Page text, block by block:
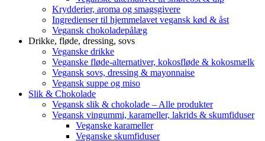
Krydderier, aroma og smagsgivere
Ingredienser til hjemmelavet vegansk kød & åst
Vegansk chokoladepålæg
Drikke, fløde, dressing, sovs
Veganske drikke
Veganske fløde-alternativer, kokosfløde & kokosmælk
Vegansk sovs, dressing & mayonnaise
Vegansk suppe og miso
Slik & Chokolade
Vegansk slik & chokolade – Alle produkter
Vegansk vingummi, karameller, lakrids & skumfiduser
Veganske karameller
Veganske skumfiduser